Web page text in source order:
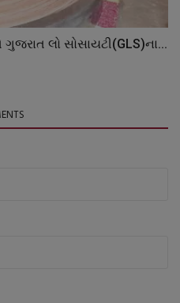
લો સોસાયટી(GLS)ના...